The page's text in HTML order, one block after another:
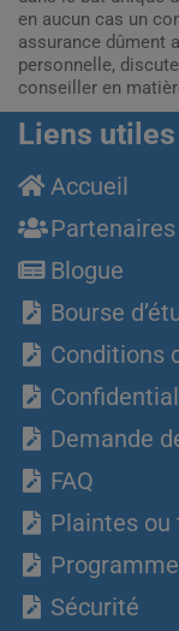
en aucun cas un
assurance dûment
personnelle,
conseiller en
Liens utiles
Accueil
Partenaires
Blogue
Bourse
Conditions
Demande
FAQ
Plaintes
Sécurité